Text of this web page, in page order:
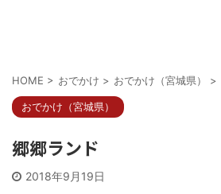
HOME > おでかけ > おでかけ（宮城県） >
おでかけ（宮城県）
郷郷ランド
2018年9月19日